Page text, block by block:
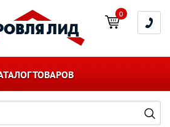
0
ТОВАРОВ